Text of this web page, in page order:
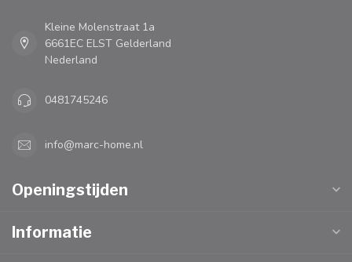
Kleine Molenstraat 1a
6661EC ELST Gelderland
Nederland
0481745246
info@marc-home.nl
Openingstijden
Informatie